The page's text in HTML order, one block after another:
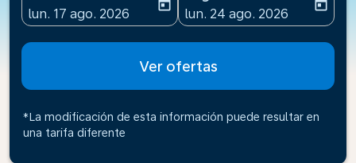
fc-booking-departure-date-aria-label
lun. 17 ago. 2026
today
fc-booking-return-date-
lun. 24 ago. 2026
today
Ver ofertas
*La modificación de esta información puede resultar en
una tarifa diferente